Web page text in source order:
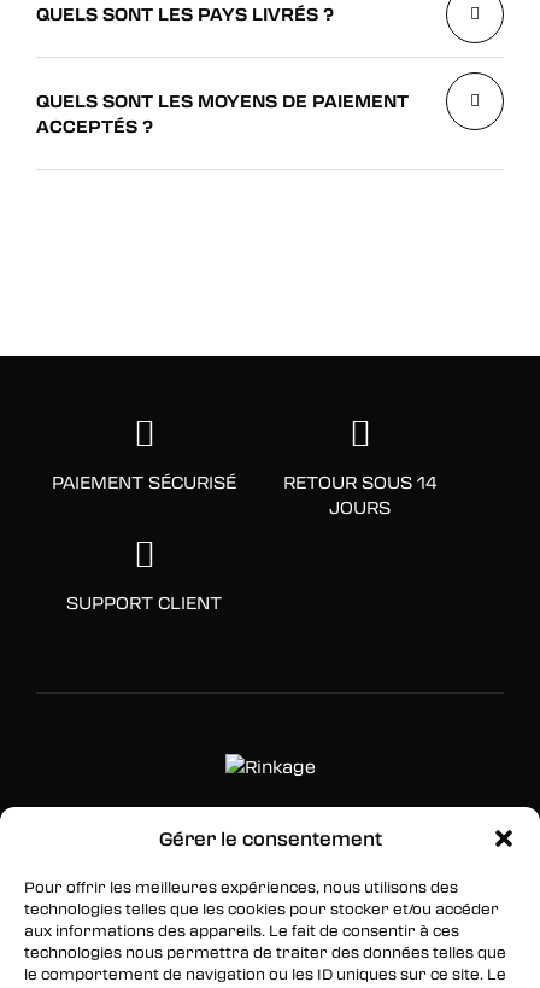
Gérer le consentement
Pour offrir les meilleures expériences, nous utilisons des
technologies telles que les cookies pour stocker et/ou accéder
aux informations des appareils. Le fait de consentir à ces
technologies nous permettra de traiter des données telles que
le comportement de navigation ou les ID uniques sur ce site. Le
QUELS SONT LES PAYS LIVRÉS ?
QUELS SONT LES MOYENS DE PAIEMENT
ACCEPTÉS ?
PAIEMENT SÉCURISÉ
RETOUR SOUS 14
JOURS
SUPPORT CLIENT
SUIVEZ-NOUS
Facebook
Twitter
Instagram